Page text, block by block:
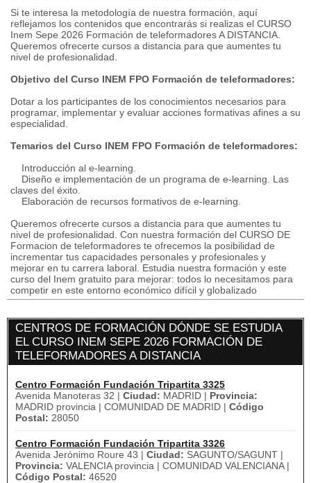
Si te interesa la metodología de nuestra formación, aquí
reflejamos los contenidos que encontrarás si realizas el CURSO
Inem Sepe 2026 Formación de teleformadores A DISTANCIA.
Queremos ofrecerte cursos a distancia para que aumentes tu
nivel de profesionalidad.
Objetivo del Curso INEM FPO Formación de teleformadores:
Dotar a los participantes de los conocimientos necesarios para
programar, implementar y evaluar acciones formativas afines a su
especialidad.
Temarios del Curso INEM FPO Formación de teleformadores:
Introducción al e-learning.
Diseño e implementación de un programa de e-learning. Las
claves del éxito.
Elaboración de recursos formativos de e-learning.
Queremos ofrecerte cursos a distancia para que aumentes tu
nivel de profesionalidad. Con nuestra formación del CURSO DE
Formacion de teleformadores te ofrecemos la posibilidad de
incrementar tus capacidades personales y profesionales y
mejorar en tu carrera laboral. Estudia nuestra formación y este
curso del Inem gratuito para mejorar: todos lo necesitamos para
competir en este entorno económico difícil y globalizado
CENTROS DE FORMACIÓN DÓNDE SE ESTUDIA
EL CURSO INEM SEPE 2026 FORMACIÓN DE
TELEFORMADORES A DISTANCIA
Centro Formación Fundación Tripartita 3325
Avenida Manoteras 32 | Ciudad: MADRID | Provincia:
MADRID provincia | COMUNIDAD DE MADRID | Código
Postal: 28050
Centro Formación Fundación Tripartita 3326
Avenida Jerónimo Roure 43 | Ciudad: SAGUNTO/SAGUNT |
Provincia: VALENCIA provincia | COMUNIDAD VALENCIANA |
Código Postal: 46520